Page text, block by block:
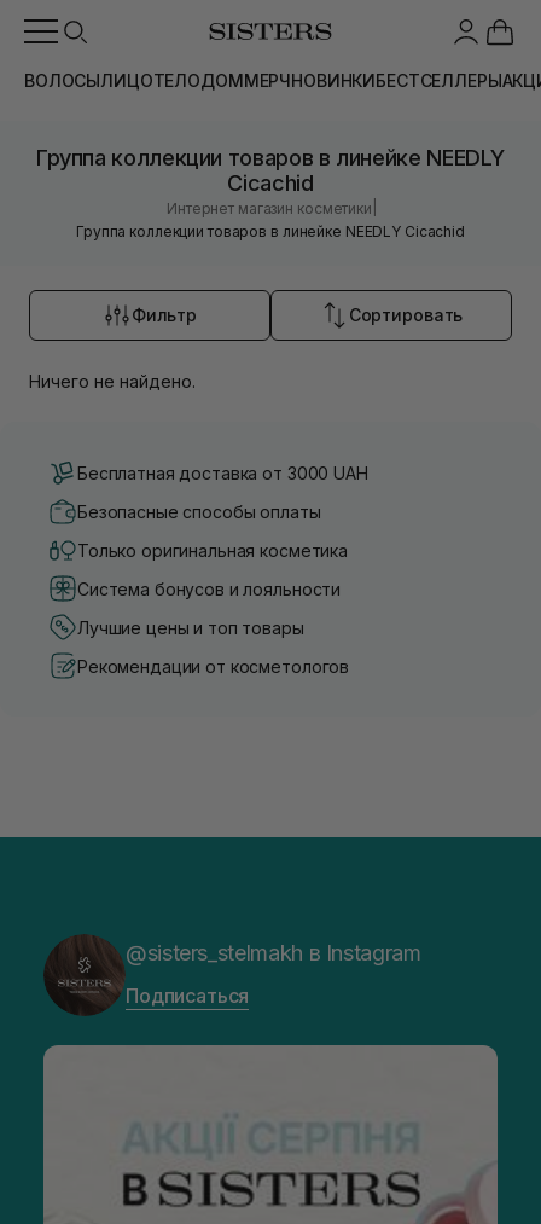
ВОЛОСЫЛИЦОТЕЛОДОММЕРЧНОВИНКИБЕСТСЕЛЛЕРЫ
Группа коллекции товаров в линейке NEEDLY
Cicachid
Интернет магазин косметики
Группа коллекции товаров в линейке NEEDLY Cicachid
Фильтр Сортировать
Ничего не найдено.
Бесплатная доставка от 3000 UAH
Безопасные способы оплаты
Только оригинальная косметика
Система бонусов и лояльности
Лучшие цены и топ товары
Рекомендации от косметологов
@sisters_stelmakh в Instagram
Подписаться